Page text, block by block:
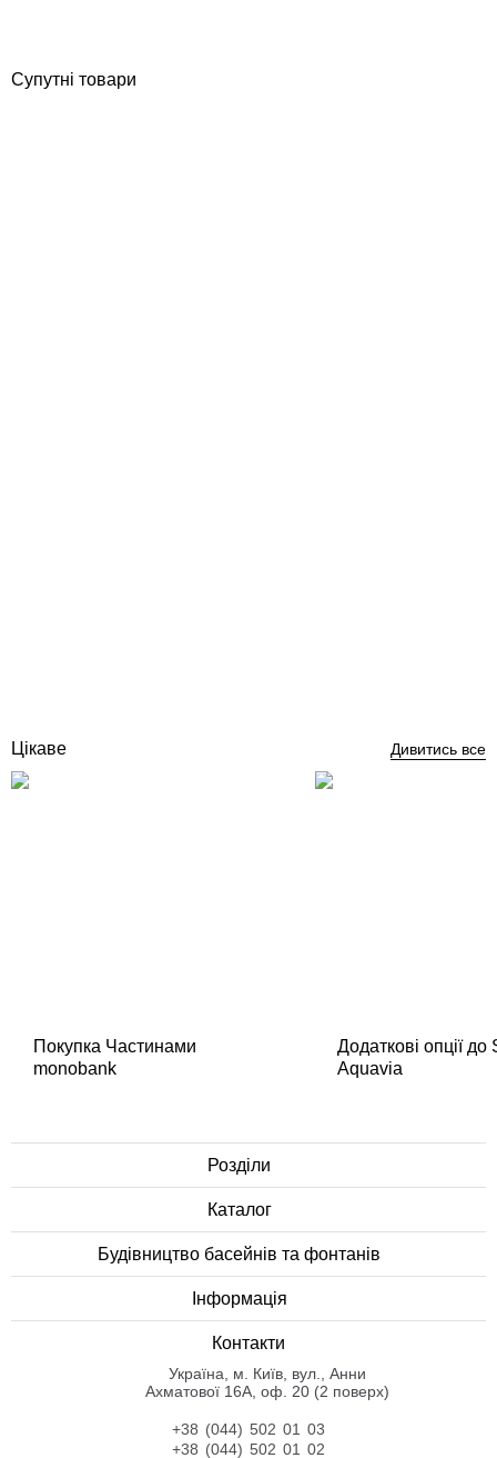
Супутні товари
Цікаве Дивитись все
Покупка Частинами
monobank
Додаткові опції
Aquavia
Розділи
Каталог
Будівництво басейнів та фонтанів
Інформація
Контакти
Українa, м. Київ, вул., Анни
Ахматової 16А, оф. 20 (2 поверх)
+38 (044) 502 01 03
+38 (044) 502 01 02